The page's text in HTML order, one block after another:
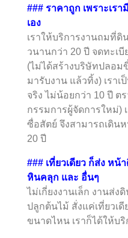
### ราคาถูก เพราะเร
เอง
เราให้บริการงานถมที่ดิ
วนานกว่า 20 ปี จดทะเ
(ไม่ได้สร้างบริษัทปลอ
มารับงาน แล้วทิ้ง) เรา
จริง ไม่น้อยกว่า 10 ปี ต
กรรมการผู้จัดการใหม่)
ซื่อสัตย์ จึงสามารถเดิน
20 ปี
### เที่ยวเดียว ก็ส่ง ห
หินคลุก และ อื่นๆ
ไม่เกี่ยงงานเล็ก งานส่
ปลูกต้นไม้ สั่งแค่เที่ยวเ
ขนาดไหน เราก็ได้ให้บริ